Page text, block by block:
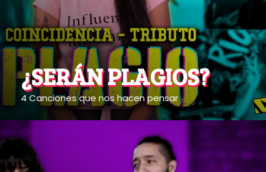
¿SERÁN PLAGIOS?
4 Canciones que nos hacen pensar